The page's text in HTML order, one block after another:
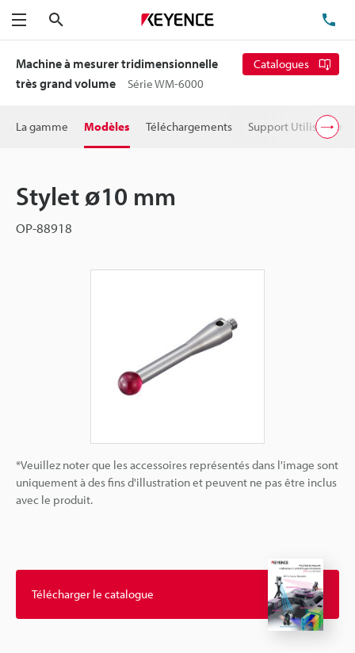
Menu
Machine à mesurer tridimensionnelle
très grand volume
Série WM-6000
Catalogues
La gamme Modèles Téléchargements Support Utilisateur
Stylet ø10 mm
OP-88918
*Veuillez noter que les accessoires représentés dans l'image sont
uniquement à des fins d'illustration et peuvent ne pas être inclus
avec le produit.
Télécharger le catalogue